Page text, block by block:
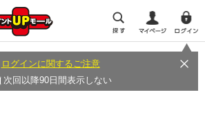
ログインに関するご注意
次回以降90日間表示しない